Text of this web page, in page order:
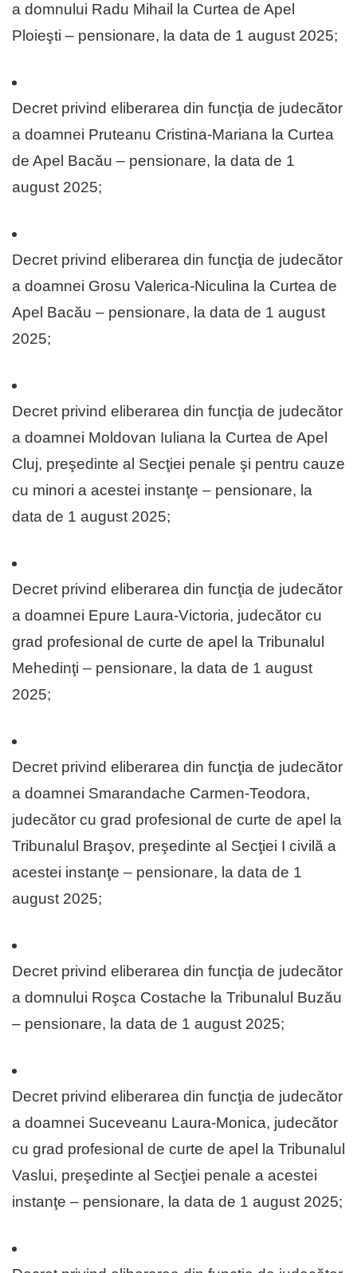
a domnului Radu Mihail la Curtea de Apel
Ploieşti – pensionare, la data de 1 august 2025;
Decret privind eliberarea din funcţia de judecător
a doamnei Pruteanu Cristina-Mariana la Curtea
de Apel Bacău – pensionare, la data de 1
august 2025;
Decret privind eliberarea din funcţia de judecător
a doamnei Grosu Valerica-Niculina la Curtea de
Apel Bacău – pensionare, la data de 1 august
2025;
Decret privind eliberarea din funcţia de judecător
a doamnei Moldovan Iuliana la Curtea de Apel
Cluj, preşedinte al Secţiei penale şi pentru cauze
cu minori a acestei instanţe – pensionare, la
data de 1 august 2025;
Decret privind eliberarea din funcţia de judecător
a doamnei Epure Laura-Victoria, judecător cu
grad profesional de curte de apel la Tribunalul
Mehedinţi – pensionare, la data de 1 august
2025;
Decret privind eliberarea din funcţia de judecător
a doamnei Smarandache Carmen-Teodora,
judecător cu grad profesional de curte de apel la
Tribunalul Braşov, preşedinte al Secţiei I civilă a
acestei instanţe – pensionare, la data de 1
august 2025;
Decret privind eliberarea din funcţia de judecător
a domnului Roşca Costache la Tribunalul Buzău
– pensionare, la data de 1 august 2025;
Decret privind eliberarea din funcţia de judecător
a doamnei Suceveanu Laura-Monica, judecător
cu grad profesional de curte de apel la Tribunalul
Vaslui, preşedinte al Secţiei penale a acestei
instanţe – pensionare, la data de 1 august 2025;